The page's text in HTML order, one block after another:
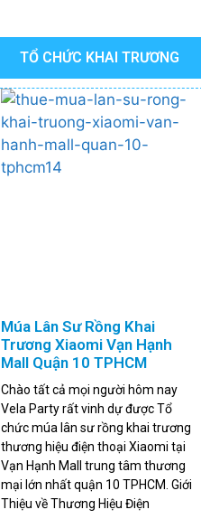
TỔ CHỨC KHAI TRƯƠNG
Múa Lân Sư Rồng Khai
Trương Xiaomi Vạn Hạnh
Mall Quận 10 TPHCM
Chào tất cả mọi người hôm nay
Vela Party rất vinh dự được Tổ
chức múa lân sư rồng khai trương
thương hiệu điện thoại Xiaomi tại
Vạn Hạnh Mall trung tâm thương
mại lớn nhất quận 10 TPHCM. Giới
Thiệu về Thương Hiệu Điện